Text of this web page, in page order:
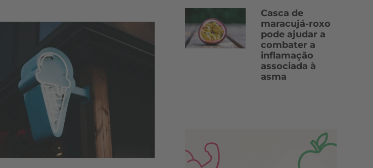
Casca de
maracujá-roxo
pode ajudar a
combater a
inflamação
associada à
asma